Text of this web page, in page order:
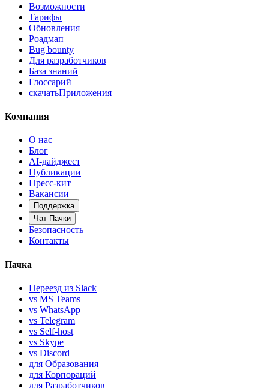
Возможности
Тарифы
Обновления
Роадмап
Bug bounty
Для разработчиков
База знаний
Глоссарий
скачатьПриложения
Компания
О нас
Блог
AI-дайджест
Публикации
Пресс-кит
Вакансии
Поддержка
Чат Пачки
Безопасность
Контакты
Пачка
Переезд из Slack
vs MS Teams
vs WhatsApp
vs Telegram
vs Self-host
vs Skype
vs Discord
для Образования
для Корпораций
для Разработчиков